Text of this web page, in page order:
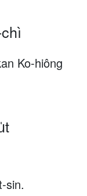
Ko-hiông
sin.